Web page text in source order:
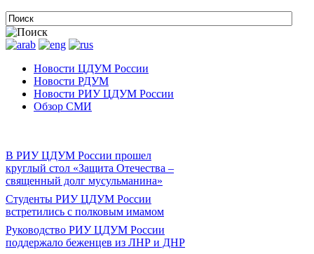
Новости ЦДУМ России
Новости РДУМ
Новости РИУ ЦДУМ России
Обзор СМИ
В РИУ ЦДУМ России прошел
круглый стол «Защита Отечества –
священный долг мусульманина»
Студенты РИУ ЦДУМ России
встретились с полковым имамом
Руководство РИУ ЦДУМ России
поддержало беженцев из ЛНР и ДНР